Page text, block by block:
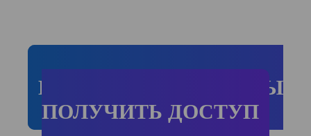
НАЖМИ СЮДА ЧТОБЫ
ПОЛУЧИТЬ ДОСТУП